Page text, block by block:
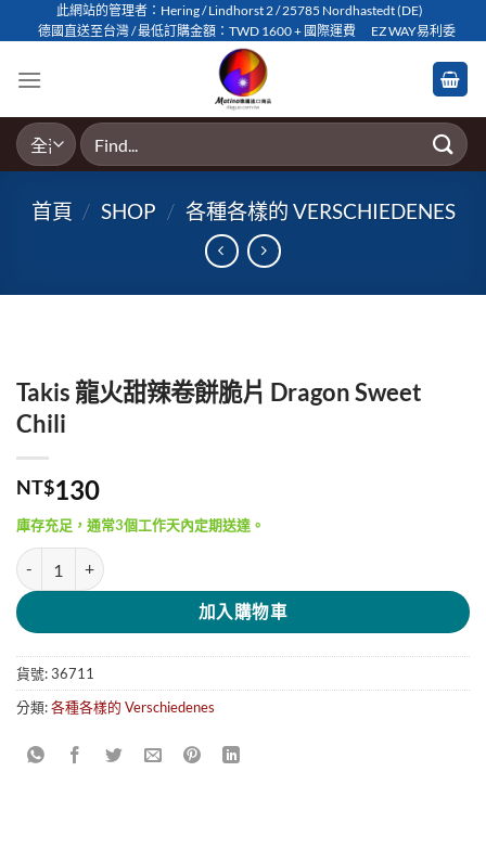
to
此網站的管理者：Hering / Lindhorst 2 / 25785 Nordhastedt (DE)
德國直送至台灣 / 最低訂購金額：TWD 1600 + 國際運費
EZ WAY易利委
搜
尋
鍵
首頁 / SHOP / 各種各樣的 VERSCHIEDENES
Takis 龍火甜辣卷餅脆片 Dragon Sweet
Chili
NT$130
庫存充足，通常3個工作天內定期送達。
Takis 龍火甜辣卷餅脆片 Dragon Sweet Chili 數量
加入購物車
貨號:36711
分類:各種各樣的 Verschiedenes